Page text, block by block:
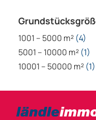
Bludenz
Dornbirn
Bregenz